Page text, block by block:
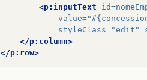
<p:inputText
id=
value=
styleClass="edit"
</p:column>
</p:row>